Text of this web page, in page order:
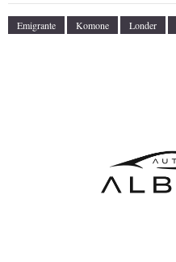
Emigrante Komone Londer